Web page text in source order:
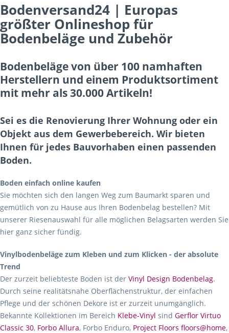
Bodenversand24 | Europas
größter Onlineshop für
Bodenbeläge und Zubehör
Bodenbeläge von über 100 namhaften
Herstellern und einem Produktsortiment
mit mehr als 30.000 Artikeln!
Sei es die Renovierung Ihrer Wohnung oder ein
Objekt aus dem Gewerbebereich. Wir bieten
Ihnen für jedes Bauvorhaben einen passenden
Boden.
Boden einfach online kaufen
Sie möchten sich den langen Weg zum Baumarkt sparen und
gemütlich von zu Hause aus Ihren Bodenbelag bestellen? Mit
unserer Riesenauswahl für alle möglichen Belagsarten werden Sie
hier ganz sicher fündig.
Vinylbodenbeläge zum Kleben und zum Klicken - der absolute
Trend
Der zurzeit beliebteste Boden ist der Vinyl Design Bodenbelag.
Durch seine realitätsnahe Oberflächenstruktur, der einfachen
Pflege und der schönen Dekore ist er zurzeit unumgänglich.
Bekannte Kollektionen im Bereich Klebe-Vinyl sind Gerflor Virtuo
Classic 30, Forbo Allura, Forbo Enduro, Project Floors floors@home,